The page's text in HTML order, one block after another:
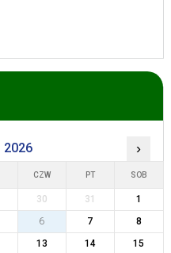
2026 ›
CZW PT SOB
30 31
1
6 7
8
13 14
15